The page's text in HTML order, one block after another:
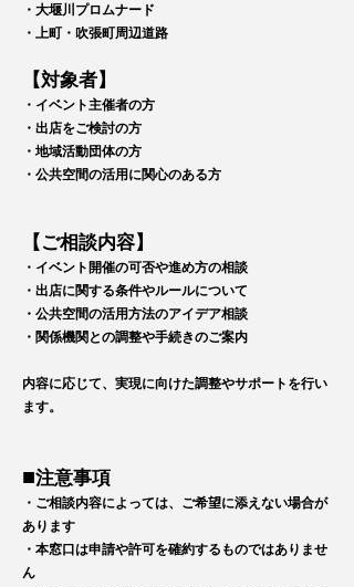
・大堰川プロムナード
・上町・吹張町周辺道路
【対象者】
・イベント主催者の方
・出店をご検討の方
・地域活動団体の方
・公共空間の活用に関心のある方
【ご相談内容】
・イベント開催の可否や進め方の相談
・出店に関する条件やルールについて
・公共空間の活用方法のアイデア相談
・関係機関との調整や手続きのご案内
内容に応じて、実現に向けた調整やサポートを行い
ます。
■注意事項
・ご相談内容によっては、ご希望に添えない場合が
あります
・本窓口は申請や許可を確約するものではありませ
ん